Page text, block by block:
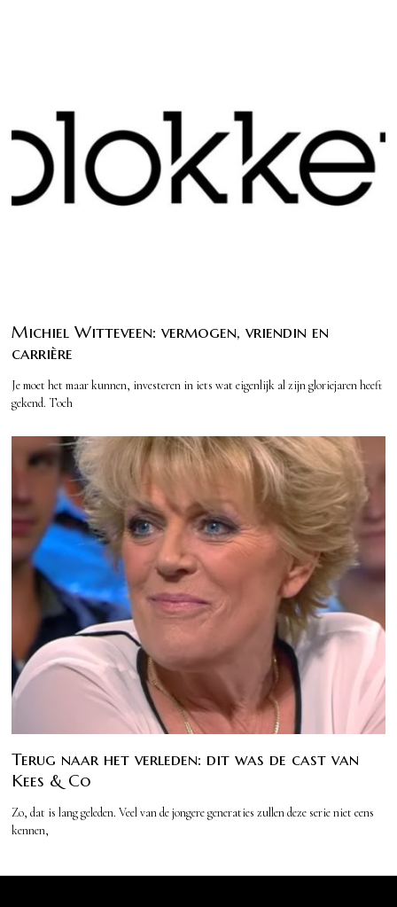
Michiel Witteveen: vermogen, vriendin en
carrière
Je moet het maar kunnen, investeren in iets wat eigenlijk al zijn gloriejaren heeft
gekend. Toch
Terug naar het verleden: dit was de cast van
Kees & Co
Zo, dat is lang geleden. Veel van de jongere generaties zullen deze serie niet eens
kennen,